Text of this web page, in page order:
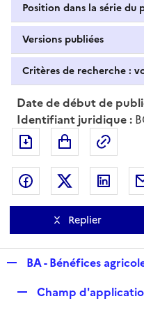
Position dans la série du
Versions publiées
Critères de recherche :
Date de début de
Identifiant juridique :
Exporter le
Partager surPartager
Replier
p
BA - Bénéfices
Champ